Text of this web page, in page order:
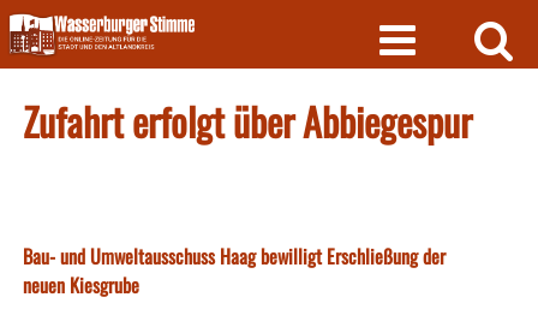
Skip
to
content
Zufahrt erfolgt über Abbiegespur
Bau- und Umweltausschuss Haag bewilligt Erschließung der
neuen Kiesgrube